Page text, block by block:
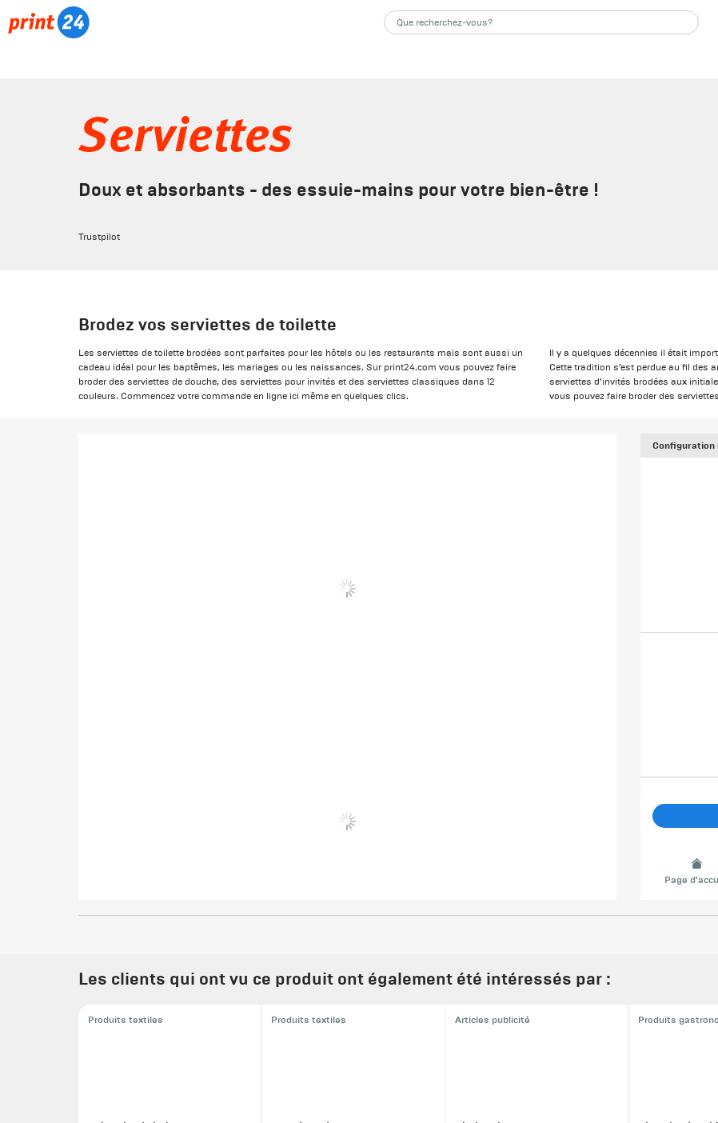
Serviettes
Doux et absorbants - des essuie-mains pour votre bien-être !
Trustpilot
Brodez vos serviettes de toilette
Les serviettes de toilette brodées sont parfaites pour les hôtels ou les restaurants mais sont aussi un
cadeau idéal pour les baptêmes, les mariages ou les naissances. Sur print24.com vous pouvez faire
broder des serviettes de douche, des serviettes pour invités et des serviettes classiques dans 12
couleurs. Commencez votre commande en ligne ici même en quelques clics.
Il y a quelques décennies il était
Cette tradition s’est perdue au fil des
serviettes d’invités brodées aux
vous pouvez faire broder des
Configuration
Page
Les clients qui ont vu ce produit ont également été intéressés par :
Produits textiles Produits textiles Articles publicité Produits